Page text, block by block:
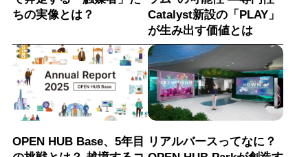
ちの実像とは？
Catalyst新設の「PLAY」
が生み出す価値とは
OPEN HUB Base、5年目
リアルバースってなに？